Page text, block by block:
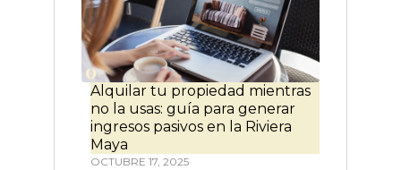
Alquilar tu propiedad mientras
no la usas: guía para generar
ingresos pasivos en la Riviera
Maya
OCTUBRE 17, 2025